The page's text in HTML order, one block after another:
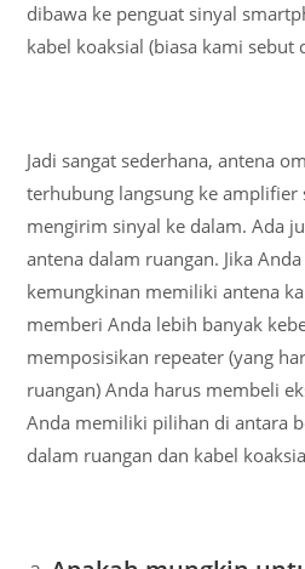
dibawa ke penguat sinyal
kabel koaksial (biasa kami sebut
Jadi sangat sederhana, antena
terhubung langsung ke amplifier
mengirim sinyal ke dalam. Ada
antena dalam ruangan. Jika
kemungkinan memiliki antena
memberi Anda lebih banyak
memposisikan repeater (yang
ruangan) Anda harus membeli
Anda memiliki pilihan di antara
dalam ruangan dan kabel